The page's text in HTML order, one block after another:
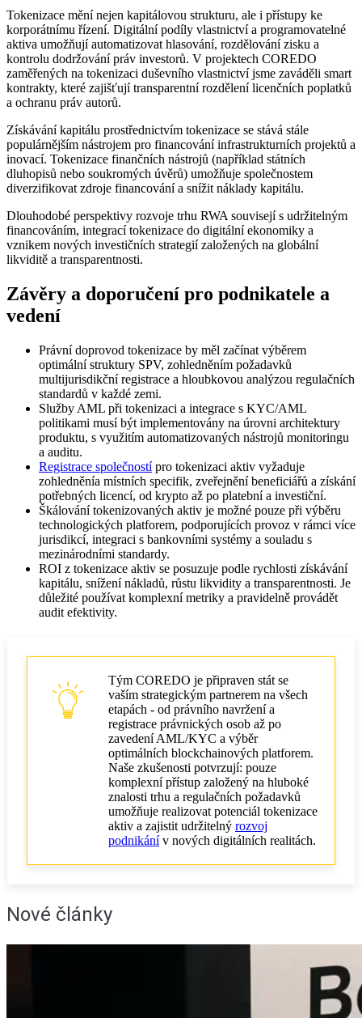
Tokenizace mění nejen kapitálovou strukturu, ale i přístupy ke
korporátnímu řízení. Digitální podíly vlastnictví a programovatelné
aktiva umožňují automatizovat hlasování, rozdělování zisku a
kontrolu dodržování práv investorů. V projektech COREDO
zaměřených na tokenizaci duševního vlastnictví jsme zaváděli smart
kontrakty, které zajišťují transparentní rozdělení licenčních poplatků
a ochranu práv autorů.
Získávání kapitálu prostřednictvím tokenizace se stává stále
populárnějším nástrojem pro financování infrastrukturních projektů a
inovací. Tokenizace finančních nástrojů (například státních
dluhopisů nebo soukromých úvěrů) umožňuje společnostem
diverzifikovat zdroje financování a snížit náklady kapitálu.
Dlouhodobé perspektivy rozvoje trhu RWA souvisejí s udržitelným
financováním, integrací tokenizace do digitální ekonomiky a
vznikem nových investičních strategií založených na globální
likviditě a transparentnosti.
Závěry a doporučení pro podnikatele a
vedení
Právní doprovod tokenizace by měl začínat výběrem
optimální struktury SPV, zohledněním požadavků
multijurisdikční registrace a hloubkovou analýzou regulačních
standardů v každé zemi.
Služby AML při tokenizaci a integrace s KYC/AML
politikami musí být implementovány na úrovni architektury
produktu, s využitím automatizovaných nástrojů monitoringu
a auditu.
Registrace společnostípro tokenizaci aktiv vyžaduje
zohledněnía místních specifik, zveřejnění beneficiářů a získání
potřebných licencí, od krypto až po platební a investiční.
Škálování tokenizovaných aktiv je možné pouze při výběru
technologických platforem, podporujících provoz v rámci více
jurisdikcí, integraci s bankovními systémy a souladu s
mezinárodními standardy.
ROI z tokenizace aktiv se posuzuje podle rychlosti získávání
kapitálu, snížení nákladů, růstu likvidity a transparentnosti. Je
důležité používat komplexní metriky a pravidelně provádět
audit efektivity.
Tým COREDO je připraven stát se
vaším strategickým partnerem na všech
etapách - od právního navržení a
registrace právnických osob až po
zavedení AML/KYC a výběr
optimálních blockchainových platforem.
Naše zkušenosti potvrzují: pouze
komplexní přístup založený na hluboké
znalosti trhu a regulačních požadavků
umožňuje realizovat potenciál tokenizace
aktiv a zajistit udržitelný rozvoj
podnikánív nových digitálních realitách.
Nové články